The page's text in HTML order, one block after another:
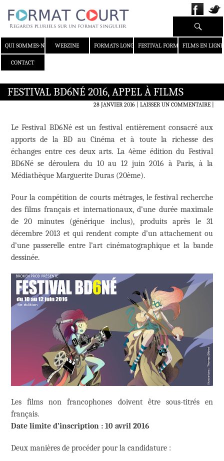
QUI SOMMES-NOUS ?WEBZINE FORMATS LONGS FESTIVAL FORMAT COURT
FILMS EN LIGNE
CONTACT
Recherche
FESTIVAL BD6NÉ 2016, APPEL À FILMS
28 JANVIER 2016 LAISSER UN COMMENTAIRE|
Le Festival BD6Né est un festival entièrement consacré aux
apports de la BD au Cinéma et à toute la richesse des
échanges entre ces deux arts. La 4ème édition du Festival
BD6Né se déroulera du 10 au 12 juin 2016 à Paris, à la
Médiathèque Marguerite Duras (20ème).
Pour la compétition de courts métrages, le festival recherche
des films français et internationaux, d’une durée maximale
de 20 minutes (générique inclus), produits après le 31
décembre 2013 et qui rendent compte d’un attachement ou
d’une passerelle entre l’art cinématographique et la bande
dessinée.
Les films non francophones doivent être sous-titrés en
français.
Date limite d’inscription : 10 avril 2016
Deux manières de procéder pour la candidature :